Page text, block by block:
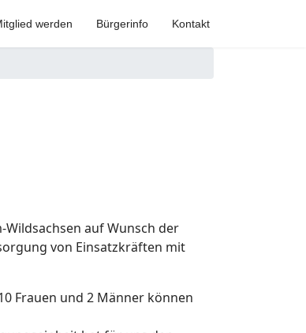
werden Bürgerinfo Kontakt
auf Wunsch der
von Einsatzkräften mit
Frauen und 2 Männer können